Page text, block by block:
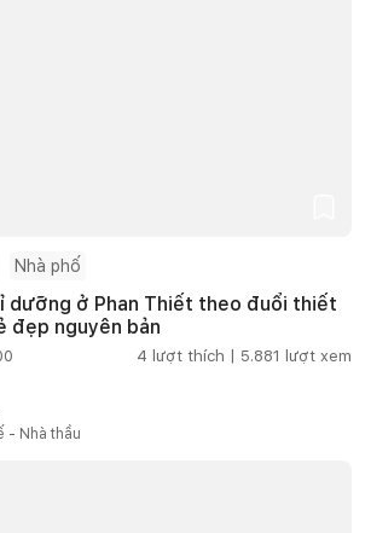
Nhà phố
dưỡng ở Phan Thiết theo đuổi thiết
đẹp nguyên bản
4 lượt thích | 5.881 lượt xem
- Nhà thầu